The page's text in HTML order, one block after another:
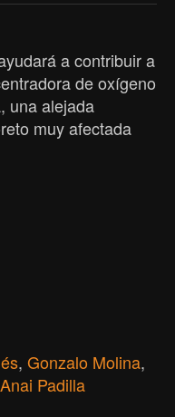
a contribuir a
de oxígeno
una alejada
muy afectada
, Gonzalo Molina,
Anai Padilla